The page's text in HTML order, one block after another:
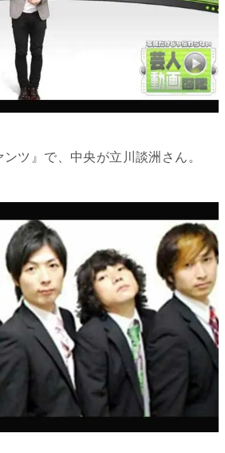
ツ』で、中央が立川談洲さん。